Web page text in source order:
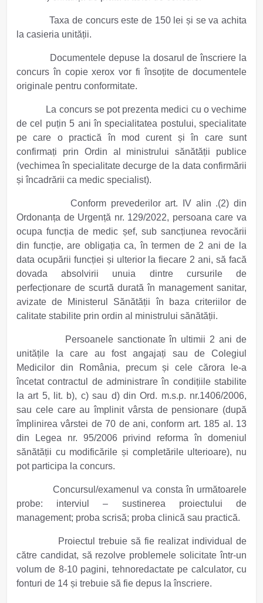
Taxa de concurs este de 150 lei și se va achita
la casieria unității.
Documentele depuse la dosarul de înscriere la
concurs în copie xerox vor fi însoțite de documentele
originale pentru conformitate.
La concurs se pot prezenta medici cu o vechime
de cel puțin 5 ani în specialitatea postului, specialitate
pe care o practică în mod curent și în care sunt
confirmați prin Ordin al ministrului sănătății publice
(vechimea în specialitate decurge de la data confirmării
și încadrării ca medic specialist).
Conform prevederilor art. IV alin .(2) din
Ordonanța de Urgență nr. 129/2022, persoana care va
ocupa funcția de medic șef, sub sancțiunea revocării
din funcție, are obligația ca, în termen de 2 ani de la
data ocupării funcției și ulterior la fiecare 2 ani, să facă
dovada absolvirii unuia dintre cursurile de
perfecționare de scurtă durată în management sanitar,
avizate de Ministerul Sănătății în baza criteriilor de
calitate stabilite prin ordin al ministrului sănătății.
Persoanele sanctionate în ultimii 2 ani de
unitățile la care au fost angajați sau de Colegiul
Medicilor din România, precum și cele cărora le-a
încetat contractul de administrare în condițiile stabilite
la art 5, lit. b), c) sau d) din Ord. m.s.p. nr.1406/2006,
sau cele care au împlinit vârsta de pensionare (după
împlinirea vârstei de 70 de ani, conform art. 185 al. 13
din Legea nr. 95/2006 privind reforma în domeniul
sănătății cu modificările și completările ulterioare), nu
pot participa la concurs.
Concursul/examenul va consta în următoarele
probe: interviul – sustinerea proiectului de
management; proba scrisă; proba clinică sau practică.
Proiectul trebuie să fie realizat individual de
către candidat, să rezolve problemele solicitate într-un
volum de 8-10 pagini, tehnoredactate pe calculator, cu
fonturi de 14 și trebuie să fie depus la înscriere.